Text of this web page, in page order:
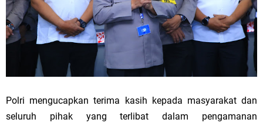
Polri mengucapkan terima kasih kepada masyarakat dan
seluruh pihak yang terlibat dalam pengamanan